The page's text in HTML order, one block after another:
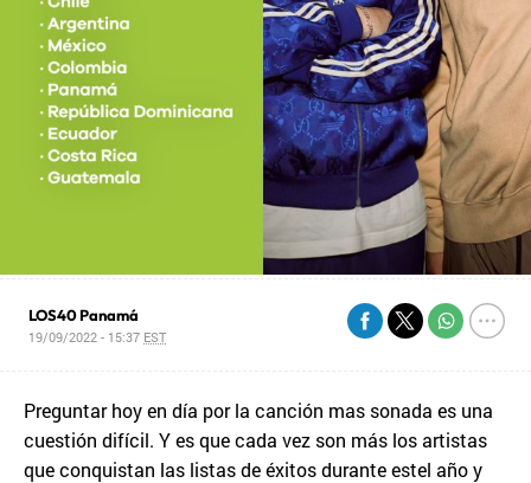
LOS40 Panamá
19/09/2022 - 15:37 EST
Preguntar hoy en día por la canción mas sonada es una
cuestión difícil. Y es que cada vez son más los artistas
que conquistan las listas de éxitos durante estel año y